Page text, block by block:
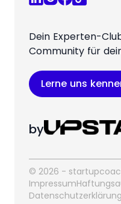
Dein Experten-
Community für
Lerne uns
by
© 2026 -
Impressum
Datenschutzerklärung